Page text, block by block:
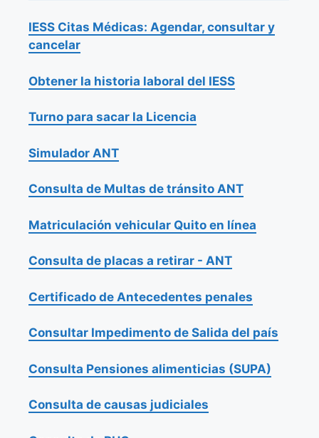
IESS Citas Médicas: Agendar, consultar y
cancelar
Obtener la historia laboral del IESS
Turno para sacar la Licencia
Simulador ANT
Consulta de Multas de tránsito ANT
Matriculación vehicular Quito en línea
Consulta de placas a retirar - ANT
Certificado de Antecedentes penales
Consultar Impedimento de Salida del país
Consulta Pensiones alimenticias (SUPA)
Consulta de causas judiciales